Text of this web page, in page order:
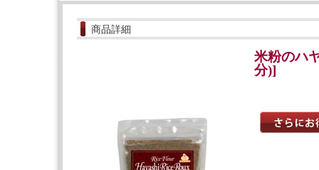
商品詳細
米粉のハ
分)]